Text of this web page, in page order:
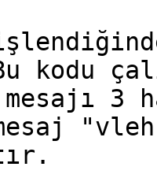
kodu
3